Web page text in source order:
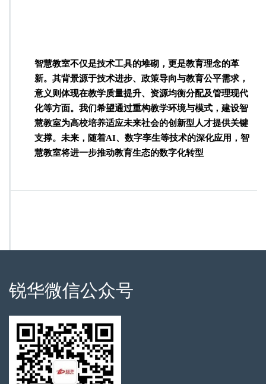
智慧教室不仅是技术工具的堆砌，更是教育理念的革
新。其背景源于技术进步、政策导向与教育公平需求，
意义则体现在教学质量提升、资源均衡分配及管理现代
化等方面。我们希望通过重构教学环境与模式，建设智
慧教室为高校培养适应未来社会的创新型人才提供关键
支撑。未来，随着AI、数字孪生等技术的深化应用，智
慧教室将进一步推动教育生态的数字化转型
锐华微信公众号